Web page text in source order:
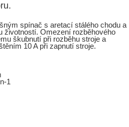
spínač s aretací stálého chodu a
životností. Omezení rozběhového
škubnutí při rozběhu stroje a
10 A při zapnutí stroje.
1